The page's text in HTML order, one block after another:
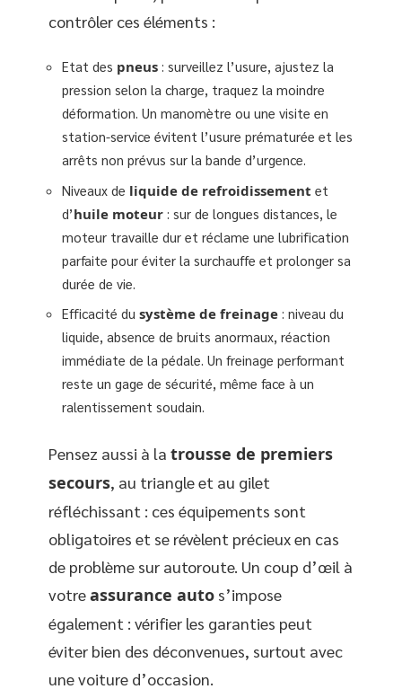
contrôler ces éléments :
Etat des pneus : surveillez l’usure, ajustez la
pression selon la charge, traquez la moindre
déformation. Un manomètre ou une visite en
station-service évitent l’usure prématurée et les
arrêts non prévus sur la bande d’urgence.
Niveaux de liquide de refroidissement et
d’huile moteur : sur de longues distances, le
moteur travaille dur et réclame une lubrification
parfaite pour éviter la surchauffe et prolonger sa
durée de vie.
Efficacité du système de freinage : niveau du
liquide, absence de bruits anormaux, réaction
immédiate de la pédale. Un freinage performant
reste un gage de sécurité, même face à un
ralentissement soudain.
Pensez aussi à la trousse de premiers
secours, au triangle et au gilet
réfléchissant : ces équipements sont
obligatoires et se révèlent précieux en cas
de problème sur autoroute. Un coup d’œil à
votreassurance auto s’impose
également : vérifier les garanties peut
éviter bien des déconvenues, surtout avec
une voiture d’occasion.